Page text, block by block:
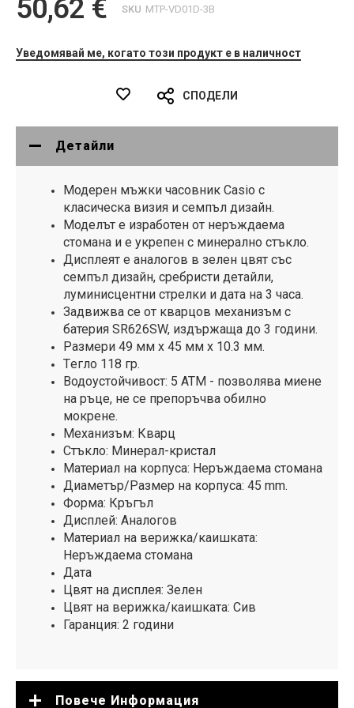
50,62 € SKU MTP-VD01D-3B
Уведомявай ме, когато този продукт е в наличност
СПОДЕЛИ
Детайли
Модерен мъжки часовник Casio с
класическа визия и семпъл дизайн.
Моделът е изработен от неръждаема
стомана и е укрепен с минерално стъкло.
Дисплеят е аналогов в зелен цвят със
семпъл дизайн, сребристи детайли,
луминисцентни стрелки и дата на 3 часа.
Задвижва се от кварцов механизъм с
батерия SR626SW, издържаща до 3 години.
Размери 49 мм х 45 мм х 10.3 мм.
Tегло 118 гр.
Водоустойчивост: 5 АТМ - позволява миене
на ръце, не се препоръчва обилно
мокрене.
Механизъм: Кварц
Стъкло: Минерал-кристал
Материал на корпусa: Неръждаема стомана
Диаметър/Размер на корпусa: 45 mm.
Форма: Кръгъл
Дисплей: Аналогов
Материал на верижка/каишката:
Неръждаема стомана
Дата
Цвят на дисплея: Зелен
Цвят на верижка/каишката: Сив
Гаранция: 2 години
Повече Информация